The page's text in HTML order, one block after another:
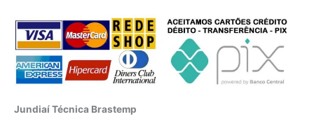
Jundiaí Técnica Brastemp